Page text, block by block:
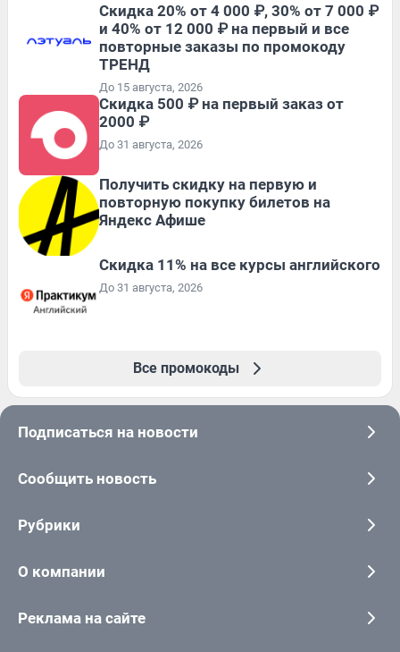
Скидка 20% от 4 000 ₽, 30% от 7 000 ₽
и 40% от 12 000 ₽ на первый и все
повторные заказы по промокоду
ТРЕНД
До 15 августа, 2026
Скидка 500 ₽ на первый заказ от
2000 ₽
До 31 августа, 2026
Получить скидку на первую и
повторную покупку билетов на
Яндекс Афише
Скидка 11% на все курсы английского
До 31 августа, 2026
Все промокоды
Подписаться на новости
Сообщить новость
Рубрики
О компании
Реклама на сайте